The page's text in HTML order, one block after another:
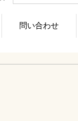
問い合わせ